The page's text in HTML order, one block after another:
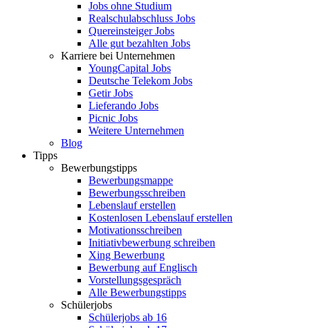
Jobs ohne Studium
Realschulabschluss Jobs
Quereinsteiger Jobs
Alle gut bezahlten Jobs
Karriere bei Unternehmen
YoungCapital Jobs
Deutsche Telekom Jobs
Getir Jobs
Lieferando Jobs
Picnic Jobs
Weitere Unternehmen
Blog
Tipps
Bewerbungstipps
Bewerbungsmappe
Bewerbungsschreiben
Lebenslauf erstellen
Kostenlosen Lebenslauf erstellen
Motivationsschreiben
Initiativbewerbung schreiben
Xing Bewerbung
Bewerbung auf Englisch
Vorstellungsgespräch
Alle Bewerbungstipps
Schülerjobs
Schülerjobs ab 16